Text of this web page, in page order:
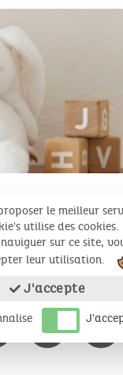
le meilleur
utilise des cookies.
sur ce site,
leur utilisation.
J'accepte